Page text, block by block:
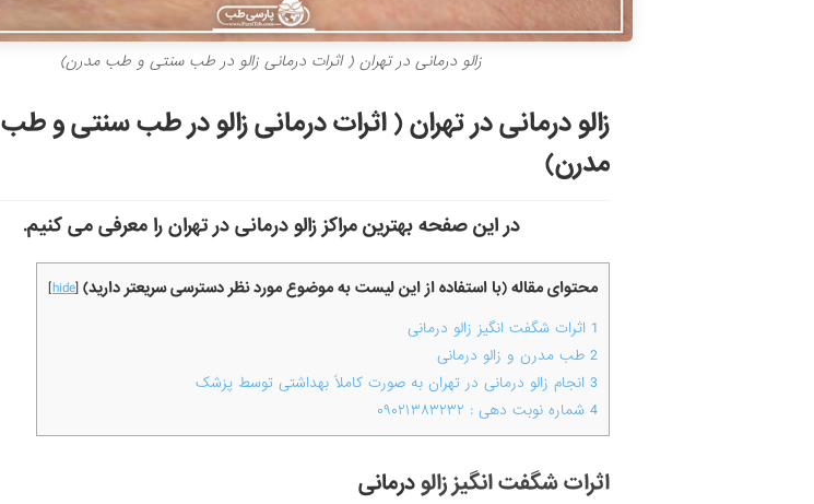
زالو درمانی در تهران ( اثرات درمانی زالو در طب سنتی و طب مدرن)
زالو درمانی در تهران ( اثرات درمانی زالو در طب سنتی و طب
مدرن)
در این صفحه بهترین مراکز زالو درمانی در تهران را معرفی می کنیم.
محتوای مقاله (با استفاده از این لیست به موضوع مورد نظر دسترسی سریعتر دارید) [
hide
]
1 اثرات شگفت انگیز زالو درمانی
2 طب مدرن و زالو درمانی
3 انجام زالو درمانی در تهران به صورت کاملاً بهداشتی توسط پزشک
4 شماره نوبت دهی : ۰۹۰۲۱۳۸۳۲۳۲
اثرات شگفت انگیز زالو درمانی